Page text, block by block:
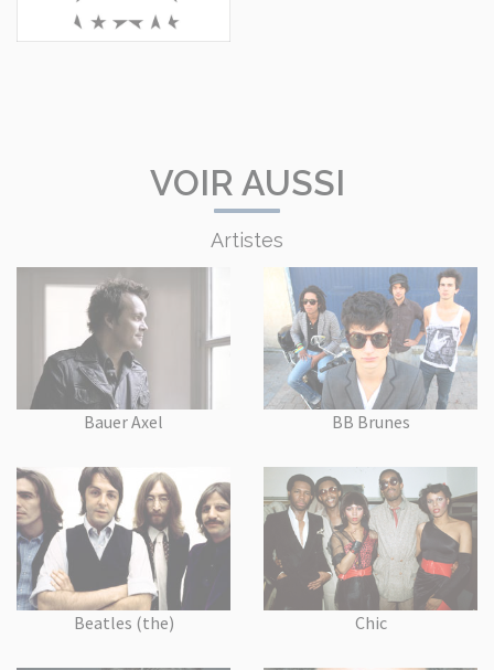
VOIR AUSSI
Artistes
Bauer Axel BB Brunes
Beatles (the) Chic